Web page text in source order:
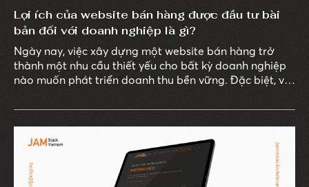
Lợi ích của website bán hàng được đầu tư bài
bản đối với doanh nghiệp là gì?
Ngày nay, việc xây dựng một website bán hàng trở
thành một nhu cầu thiết yếu cho bất kỳ doanh nghiệp
nào muốn phát triển doanh thu bền vững. Đặc biệt, với
đầu tư vào một website bán hàng chất lượng là vô
cùng quan trọng.